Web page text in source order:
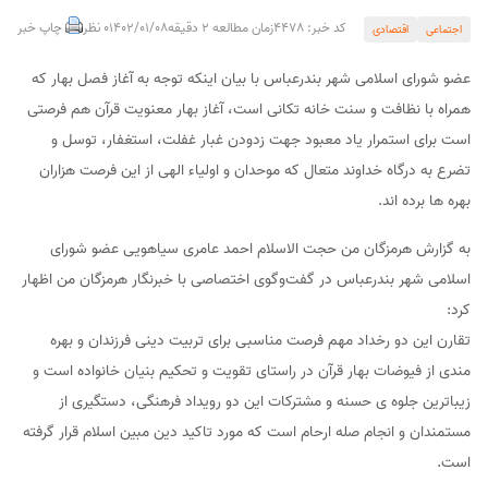
اجتماعی اقتصادی کد خبر: 4478 زمان مطالعه 2 دقیقه 1402/01/080 نظر چاپ خبر
عضو شورای اسلامی شهر بندرعباس با بیان اینکه توجه به آغاز فصل بهار که
همراه با نظافت و سنت خانه تکانی است، آغاز بهار معنویت قرآن هم فرصتی
است برای استمرار یاد معبود جهت زدودن غبار غفلت، استغفار، توسل و
تضرع به درگاه خداوند متعال که موحدان و اولیاء الهی از این فرصت هزاران
بهره ها برده اند.
به گزارش هرمزگان من حجت الاسلام احمد عامری سیاهویی عضو شورای
اسلامی شهر بندرعباس در گفت‌وگوی اختصاصی با خبرنگار هرمزگان من اظهار
کرد:
تقارن این دو رخداد مهم فرصت مناسبی برای تربیت دینی فرزندان و بهره
مندی از فیوضات بهار قرآن در راستای تقویت و تحکیم بنیان خانواده است و
زیباترین جلوه ی حسنه و مشترکات این دو رویداد فرهنگی، دستگیری از
مستمندان و انجام صله ارحام است که مورد تاکید دین مبین اسلام قرار گرفته
است.